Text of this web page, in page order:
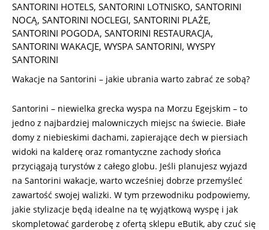
SANTORINI HOTELS, SANTORINI LOTNISKO, SANTORINI
NOCĄ, SANTORINI NOCLEGI, SANTORINI PLAŻE,
SANTORINI POGODA, SANTORINI RESTAURACJA,
SANTORINI WAKACJE, WYSPA SANTORINI, WYSPY
SANTORINI
Wakacje na Santorini – jakie ubrania warto zabrać ze sobą?
Santorini – niewielka grecka wyspa na Morzu Egejskim – to
jedno z najbardziej malowniczych miejsc na świecie. Białe
domy z niebieskimi dachami, zapierające dech w piersiach
widoki na kalderę oraz romantyczne zachody słońca
przyciągają turystów z całego globu. Jeśli planujesz wyjazd
na Santorini wakacje, warto wcześniej dobrze przemyśleć
zawartość swojej walizki. W tym przewodniku podpowiemy,
jakie stylizacje będą idealne na tę wyjątkową wyspę i jak
skompletować garderobę z ofertą sklepu eButik, aby czuć się